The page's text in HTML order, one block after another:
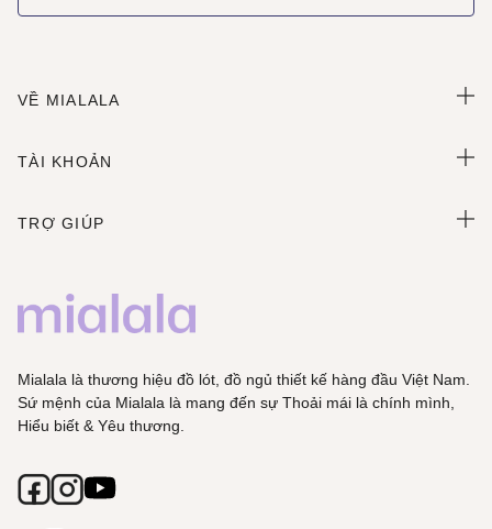
VỀ MIALALA
TÀI KHOẢN
TRỢ GIÚP
Mialala là thương hiệu đồ lót, đồ ngủ thiết kế hàng đầu Việt Nam.
Sứ mệnh của Mialala là mang đến sự Thoải mái là chính mình,
Hiểu biết & Yêu thương.